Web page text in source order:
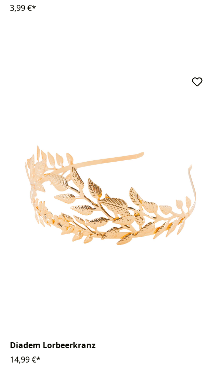
3,99 €*
Diadem Lorbeerkranz
14,99 €*